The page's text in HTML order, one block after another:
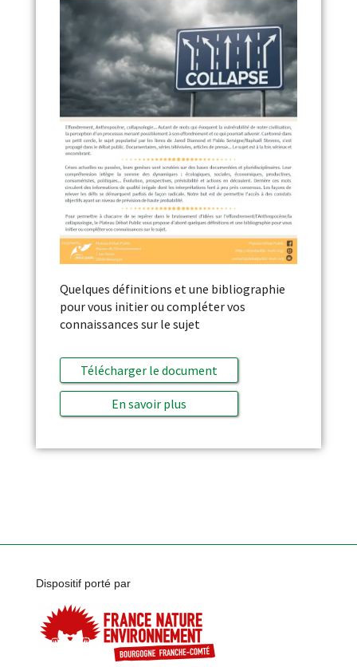
Quelques définitions et une bibliographie
pour vous initier ou compléter vos
connaissances sur le sujet
Télécharger le document
En savoir plus
Dispositif porté par